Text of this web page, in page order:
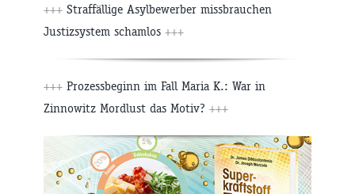
+++ Straffällige Asylbewerber missbrauchen
Justizsystem schamlos +++
+++ Prozessbeginn im Fall Maria K.: War in
Zinnowitz Mordlust das Motiv? +++